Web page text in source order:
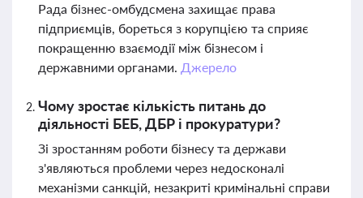
Рада бізнес-омбудсмена захищає права
підприємців, бореться з корупцією та сприяє
покращенню взаємодії між бізнесом і
державними органами. Джерело
Чому зростає кількість питань до
діяльності БЕБ, ДБР і прокуратури?
Зі зростанням роботи бізнесу та держави
з'являються проблеми через недосконалі
механізми санкцій, незакриті кримінальні справи